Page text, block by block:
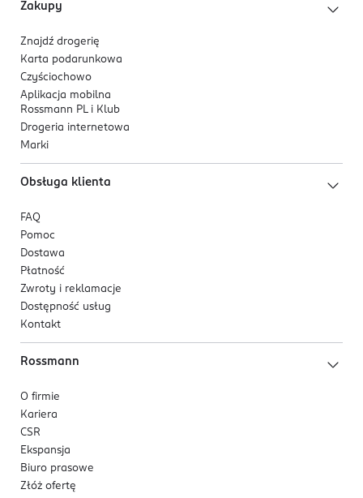
Zakupy
Znajdź drogerię
Karta podarunkowa
Czyściochowo
Aplikacja mobilna
Rossmann PL i Klub
Drogeria internetowa
Marki
Obsługa klienta
FAQ
Pomoc
Dostawa
Płatność
Zwroty i reklamacje
Dostępność usług
Kontakt
Rossmann
O firmie
Kariera
CSR
Ekspansja
Biuro prasowe
Złóż ofertę